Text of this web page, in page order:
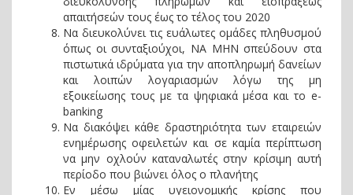
απαιτήσεών τους έως το τέλος του 2020
Να διευκολύνει τις ευάλωτες ομάδες πληθυσμού
όπως οι συνταξιούχοι, ΝΑ ΜΗΝ σπεύδουν στα
πιστωτικά ιδρύματα για την αποπληρωμή δανείων
και λοιπών λογαριασμών λόγω της μη
εξοικείωσης τους με τα ψηφιακά μέσα και το e-
banking
Να διακόψει κάθε δραστηριότητα των εταιρειών
ενημέρωσης οφειλετών και σε καμία περίπτωση
να μην οχλούν καταναλωτές στην κρίσιμη αυτή
περίοδο που βιώνει όλος ο πλανήτης
Εν μέσω μίας υγειονομικής κρίσης που